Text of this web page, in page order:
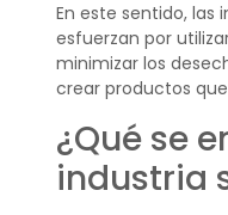
En este sentido, las
esfuerzan por
minimizar los
crear productos
¿Qué se
industria